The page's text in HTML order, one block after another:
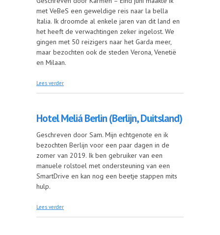
met VeBeS een geweldige reis naar la bella
Italia. Ik droomde al enkele jaren van dit land en
het heeft de verwachtingen zeker ingelost. We
gingen met 50 reizigers naar het Garda meer,
maar bezochten ook de steden Verona, Venetië
en Milaan.
Lees verder
Hotel Meliá Berlin (Berlijn, Duitsland)
Geschreven door Sam. Mijn echtgenote en ik
bezochten Berlijn voor een paar dagen in de
zomer van 2019. Ik ben gebruiker van een
manuele rolstoel met ondersteuning van een
SmartDrive en kan nog een beetje stappen mits
hulp.
Lees verder